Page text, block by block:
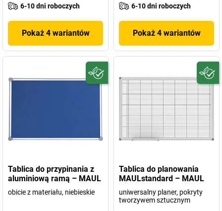
6-10 dni roboczych
Pokaż 4 wariantów
6-10 dni roboczych
Pokaż 4 wariantów
Tablica do przypinania z
aluminiową ramą – MAUL
obicie z materiału, niebieskie
Tablica do planowania
MAULstandard – MAUL
uniwersalny planer, pokryty
tworzywem sztucznym